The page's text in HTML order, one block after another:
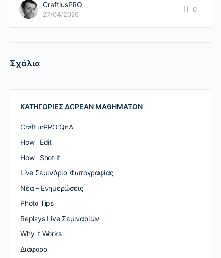
CraftiusPRO
27/04/2026
0
Σχόλια
ΚΑΤΗΓΟΡΙΕΣ ΔΩΡΕΑΝ ΜΑΘΗΜΑΤΩΝ
CraftiurPRO QnA
How I Edit
How I Shot It
Live Σεμινάρια Φωτογραφίας
Nέα – Ενημερώσεις
Photo Tips
Replays Live Σεμιναρίων
Why It Works
Διάφορα